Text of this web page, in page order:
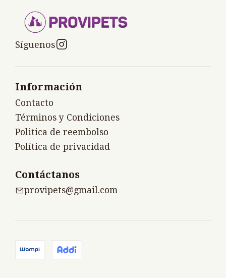
Síguenos
Información
Contacto
Términos y Condiciones
Politica de reembolso
Política de privacidad
Contáctanos
provipets@gmail.com